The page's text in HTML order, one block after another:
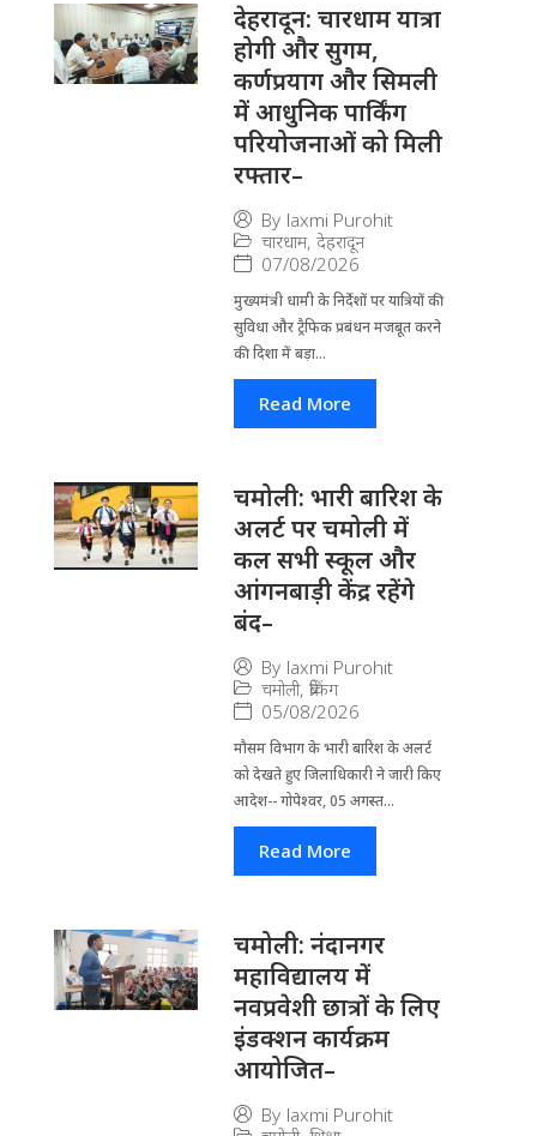
देहरादून: चारधाम यात्रा
होगी और सुगम,
कर्णप्रयाग और सिमली
में आधुनिक पार्किंग
परियोजनाओं को मिली
रफ्तार–
By laxmi Purohit
चारधाम, देहरादून
07/08/2026
मुख्यमंत्री धामी के निर्देशों पर यात्रियों की
सुविधा और ट्रैफिक प्रबंधन मजबूत करने
की दिशा में बड़ा...
Read More
चमोली: भारी बारिश के
अलर्ट पर चमोली में
कल सभी स्कूल और
आंगनबाड़ी केंद्र रहेंगे
बंद–
By laxmi Purohit
चमोली, ब्रेकिंग
05/08/2026
मौसम विभाग के भारी बारिश के अलर्ट
को देखते हुए जिला​धिकारी ने जारी किए
आदेश-- गोपेश्वर, 05 अगस्त...
Read More
चमोली: नंदानगर
महाविद्यालय में
नवप्रवेशी छात्रों के लिए
इंडक्शन कार्यक्रम
आयोजित–
By laxmi Purohit